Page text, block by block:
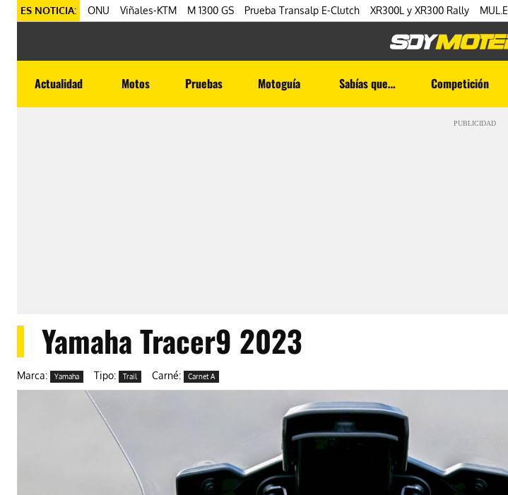
ES NOTICIA: ONU Viñales-KTM M 1300 GS Prueba Transalp E-Clutch XR300L y XR300 Rally MUL.E
Actualidad Motos Pruebas Motoguía Sabías que… Competición
PUBLICIDAD
Yamaha Tracer9 2023
Marca: Yamaha Tipo: Trail Carné: Carnet A